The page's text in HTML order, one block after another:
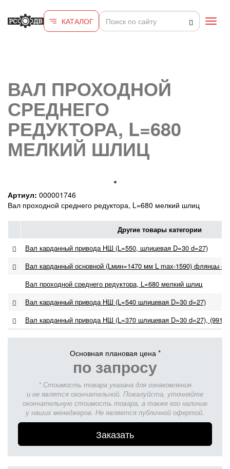
КАТАЛОГ
ВАЛ ПРОХОДНОЙ
СРЕДНЕГО
РЕДУКТОРА, L=680
МЕЛКИЙ ШЛИЦ
Артиул: 000001746
Вал проходной среднего редуктора, L=680 мелкий шлиц
Другие товары категории
Вал карданный привода НШ (L=550, шлицевая D=30 d=27)
Вал карданный основной (Lмин=1470 мм L mах-1590) флянцы с
Вал проходной среднего редуктора, L=680 мелкий шлиц
Вал карданный привода НШ (L=540 шлицевая D=30 d=27)
Вал карданный привода НШ (L=370 шлицевая D=30 d=27),
Основная плановая цена *
по запросу
* Стоимость товара указана для ознакомления
и не являтся окончательной. Пожалуйста, уточняйте
окончательную стоимость товара, а также его наличие
у наших менеджеров. Не является публичной офертой.
Заказать